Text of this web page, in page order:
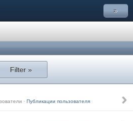
»
Filter »
· Публикации пользователя